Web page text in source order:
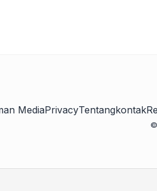
MediaPrivacyTentangkontak
©